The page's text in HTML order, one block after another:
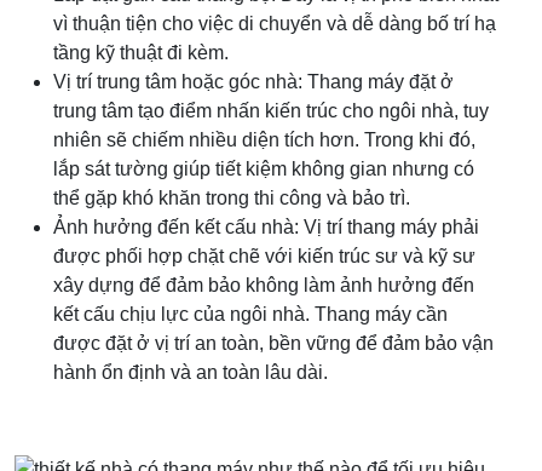
vì thuận tiện cho việc di chuyển và dễ dàng bố trí hạ
tầng kỹ thuật đi kèm.
Vị trí trung tâm hoặc góc nhà: Thang máy đặt ở
trung tâm tạo điểm nhấn kiến trúc cho ngôi nhà, tuy
nhiên sẽ chiếm nhiều diện tích hơn. Trong khi đó,
lắp sát tường giúp tiết kiệm không gian nhưng có
thể gặp khó khăn trong thi công và bảo trì.
Ảnh hưởng đến kết cấu nhà: Vị trí thang máy phải
được phối hợp chặt chẽ với kiến trúc sư và kỹ sư
xây dựng để đảm bảo không làm ảnh hưởng đến
kết cấu chịu lực của ngôi nhà. Thang máy cần
được đặt ở vị trí an toàn, bền vững để đảm bảo vận
hành ổn định và an toàn lâu dài.